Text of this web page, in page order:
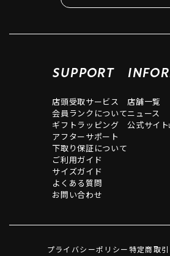
SUPPORT
店頭受取サービス
会員ランクについて
ギフトラッピング
アフターサポート
下取り保証について
ご利用ガイド
サイズガイド
よくある質問
お問い合わせ
店舗一覧
ニュース
公式サイト
プライバシーポリシー特定商取